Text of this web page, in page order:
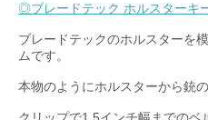
◎ブレードテック ホルスターキ
ブレードテックのホルスターを
ムです。
本物のようにホルスターから銃